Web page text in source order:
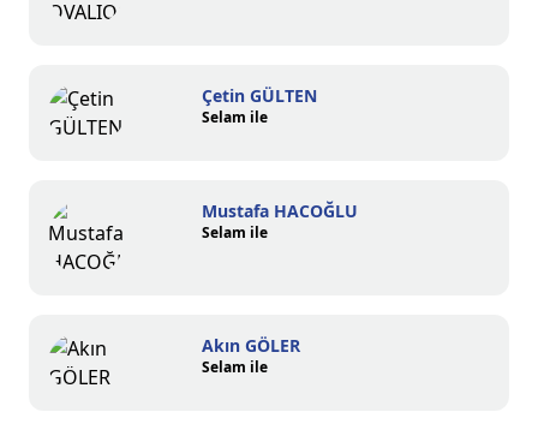
Çetin GÜLTEN
Selam ile
Mustafa HACOĞLU
Selam ile
Akın GÖLER
Selam ile